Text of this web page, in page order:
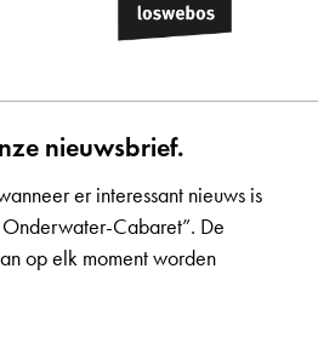
nieuwsbrief.
er interessant nieuws is
Cabaret”. De
op elk moment worden